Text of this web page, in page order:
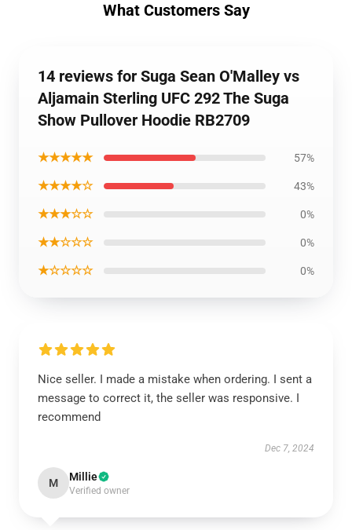
What Customers Say
14 reviews for Suga Sean O'Malley vs
Aljamain Sterling UFC 292 The Suga
Show Pullover Hoodie RB2709
★★★★★ 57%
★★★★☆ 43%
★★★☆☆ 0%
★★☆☆☆ 0%
★☆☆☆☆ 0%
Nice seller. I made a mistake when ordering. I sent a
message to correct it, the seller was responsive. I
recommend
Dec 7, 2024
M Millie
Verified owner